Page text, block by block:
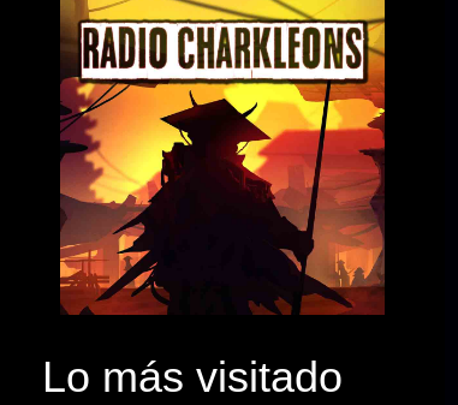
Lo más visitado